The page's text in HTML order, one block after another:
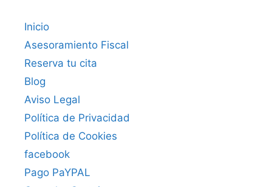
Inicio
Asesoramiento Fiscal
Reserva tu cita
Blog
Aviso Legal
Política de Privacidad
Política de Cookies
facebook
Pago PaYPAL